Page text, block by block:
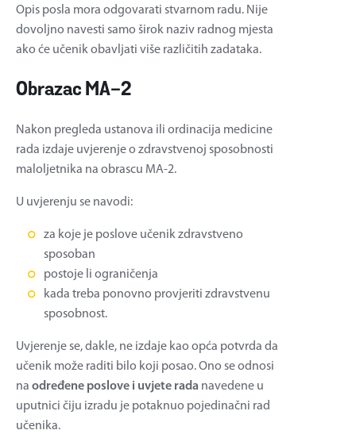
Opis posla mora odgovarati stvarnom radu. Nije
dovoljno navesti samo širok naziv radnog mjesta
ako će učenik obavljati više različitih zadataka.
Obrazac MA-2
Nakon pregleda ustanova ili ordinacija medicine
rada izdaje uvjerenje o zdravstvenoj sposobnosti
maloljetnika na obrascu MA-2.
U uvjerenju se navodi:
za koje je poslove učenik zdravstveno
sposoban
postoje li ograničenja
kada treba ponovno provjeriti zdravstvenu
sposobnost.
Uvjerenje se, dakle, ne izdaje kao opća potvrda da
učenik može raditi bilo koji posao. Ono se odnosi
na određene poslove i uvjete rada navedene u
uputnici čiju izradu je potaknuo pojedinačni rad
učenika.